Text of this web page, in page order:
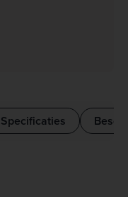
Specificaties